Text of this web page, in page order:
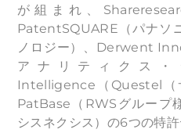
が組まれ、
PatentSQUARE（パナソ
ノロジー）、Derwent
アナリティクス・
Intelligence（Questel（
PatBase（RWSグループ
シスネクシス）の6つの特